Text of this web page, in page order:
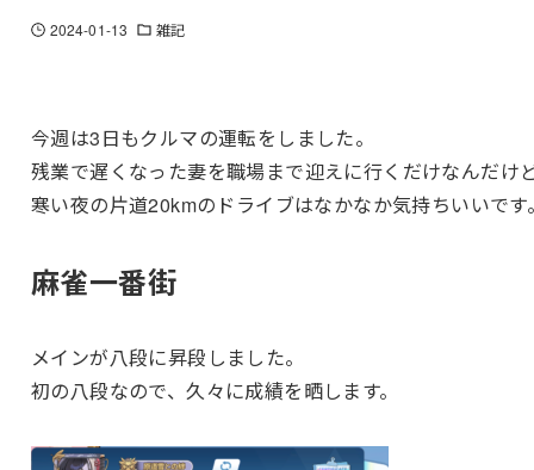
2024-01-13 雑記
今週は3日もクルマの運転をしました。
残業で遅くなった妻を職場まで迎えに行くだけなんだけ
寒い夜の片道20kmのドライブはなかなか気持ちいいです
麻雀一番街
メインが八段に昇段しました。
初の八段なので、久々に成績を晒します。